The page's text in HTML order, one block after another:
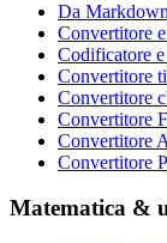
Da
Convertitore
Codificatore
Convertitore
Convertitore
Convertitore
Convertitore
Convertitore
Matematica &